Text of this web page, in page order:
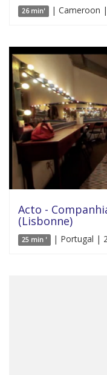
26 min' | Cameroon |
Acto -
(Lisbonne)
25 min ' | Portugal |